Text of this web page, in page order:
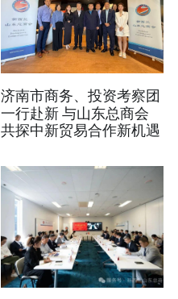
济南市商务、投资考察团
一行赴新 与山东总商会
共探中新贸易合作新机遇